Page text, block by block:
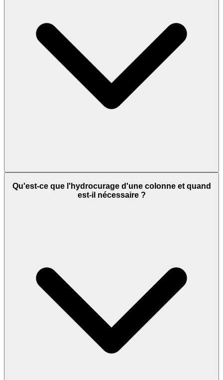
Qu'est-ce que l'hydrocurage d'une colonne et quand
est-il nécessaire ?